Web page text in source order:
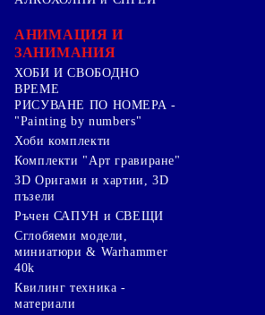
АНИМАЦИЯ И
ЗАНИМАНИЯ
ХОБИ И СВОБОДНО
ВРЕМЕ
РИСУВАНЕ ПО НОМЕРА -
"Painting by numbers"
Хоби комплекти
Комплекти "Арт гравиране"
3D Оригами и хартии, 3D
пъзели
Ръчен САПУН и СВЕЩИ
Сглобяеми модели,
миниатюри & Warhammer
40k
Квилинг техника -
материали